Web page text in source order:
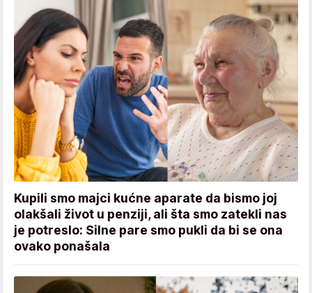
Kupili smo majci kućne aparate da bismo joj
olakšali život u penziji, ali šta smo zatekli nas
je potreslo: Silne pare smo pukli da bi se ona
ovako ponašala